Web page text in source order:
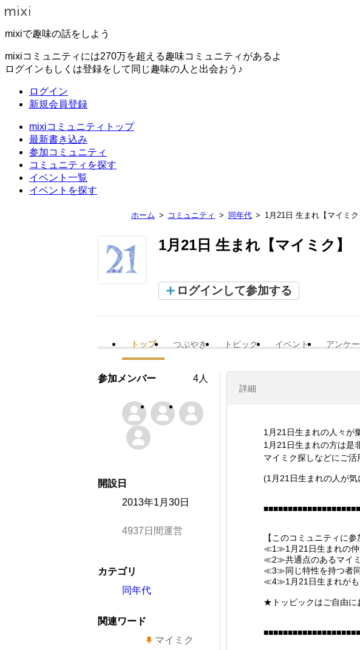
mixiで趣味の話をしよう
mixiコミュニティには270万を超える趣味コミュニティがあるよ
ログインもしくは登録をして同じ趣味の人と出会おう♪
ログイン
新規会員登録
mixiコミュニティトップ
最新書き込み
参加コミュニティ
コミュニティを探す
イベント一覧
イベントを探す
ホーム コミュニティ 同年代 1月21日 生まれ【マイミク
1月21日 生まれ【マイミク】
ログインして参加する
トップ つぶやき トピック イベント アンケ
詳細
1月21日生まれの人々が
1月21日生まれの方は是
マイミク探しなどにご活
(1月21日生まれの人が
【このコミュニティに参
≪1≫1月21日生まれの仲
≪2≫共通点のあるマイミ
≪3≫同じ特性を持つ者同
≪4≫1月21日生まれがも
★トッピックはご自由
参加メンバー 4人
開設日
2013年1月30日
4937日間運営
カテゴリ
同年代
関連ワード
マイミク